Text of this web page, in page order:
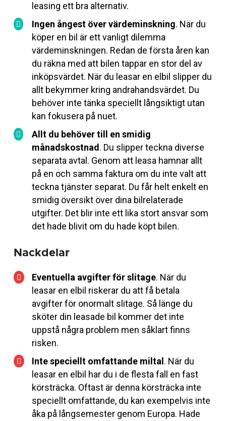
leasing ett bra alternativ.
Ingen ångest över värdeminskning. När du
köper en bil är ett vanligt dilemma
värdeminskningen. Redan de första åren kan
du räkna med att bilen tappar en stor del av
inköpsvärdet. När du leasar en elbil slipper du
allt bekymmer kring andrahandsvärdet. Du
behöver inte tänka speciellt långsiktigt utan
kan fokusera på nuet.
Allt du behöver till en smidig
månadskostnad . Du slipper teckna diverse
separata avtal. Genom att leasa hamnar allt
på en och samma faktura om du inte valt att
teckna tjänster separat. Du får helt enkelt en
smidig översikt över dina bilrelaterade
utgifter. Det blir inte ett lika stort ansvar som
det hade blivit om du hade köpt bilen.
Nackdelar
Eventuella avgifter för slitage. När du
leasar en elbil riskerar du att få betala
avgifter för onormalt slitage. Så länge du
sköter din leasade bil kommer det inte
uppstå några problem men såklart finns
risken.
Inte speciellt omfattande miltal . När du
leasar en elbil har du i de flesta fall en fast
körsträcka. Oftast är denna körsträcka inte
speciellt omfattande, du kan exempelvis inte
åka på långsemester genom Europa. Hade